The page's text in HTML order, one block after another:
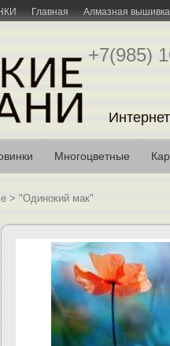
Главная
Алмазная вышивка
+7(985)
Многоцветные
> "Одинокий мак"